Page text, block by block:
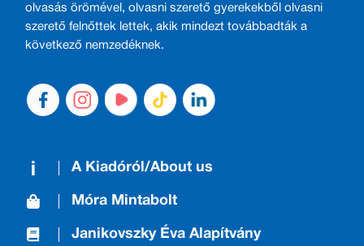
olvasás örömével, olvasni szerető gyerekekből olvasni
szerető felnőttek lettek, akik mindezt továbbadták a
következő nemzedéknek.
A Kiadóról/About us
Móra Mintabolt
Janikovszky Éva Alapítvány